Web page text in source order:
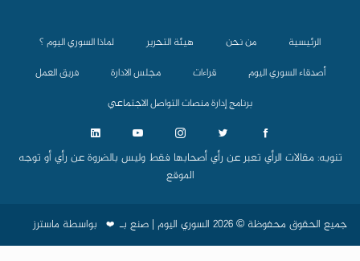
الرئيسية من نحن هيئة التحرير
لماذا السوري اليوم ؟
أصدقاء السوري اليوم
قراءات مجلس الادارة
فريق العمل
برنامج إدارة منصات التواصل الاجتماعي
تنويه: مقالات الرأي تعبر عن رأي أصحابها فقط وليس بالضروة عن رأي أو توجه
الموقع
جميع الحقوق محفوظة © 2026 السوري اليوم | صنع بـ ❤️ بواسطة ماسترز